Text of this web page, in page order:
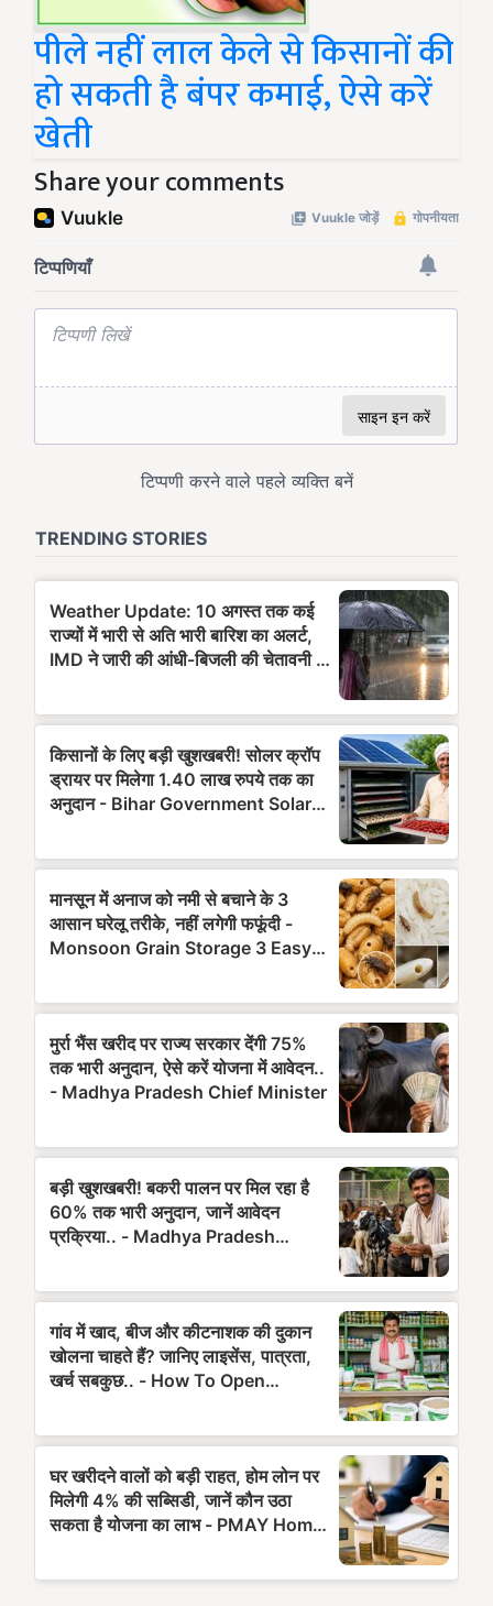
पीले नहीं लाल केले से किसानों की
हो सकती है बंपर कमाई, ऐसे करें
खेती
Share your comments